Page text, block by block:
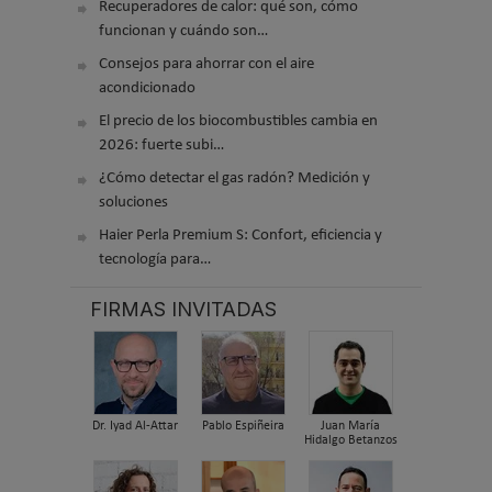
Recuperadores de calor: qué son, cómo
funcionan y cuándo son…
Consejos para ahorrar con el aire
acondicionado
El precio de los biocombustibles cambia en
2026: fuerte subi…
¿Cómo detectar el gas radón? Medición y
soluciones
Haier Perla Premium S: Confort, eficiencia y
tecnología para…
FIRMAS INVITADAS
Dr. Iyad Al-Attar Pablo Espiñeira
Juan María
Hidalgo Betanzos